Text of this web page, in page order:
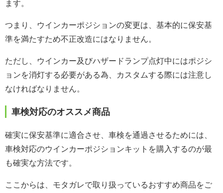
ます。
つまり、ウインカーポジションの変更は、基本的に保安基
準を満たすため不正改造にはなりません。
ただし、ウインカー及びハザードランプ点灯中にはポジシ
ョンを消灯する必要がある為、カスタムする際には注意し
なければなりません。
車検対応のオススメ商品
確実に保安基準に適合させ、車検を通過させるためには、
車検対応のウインカーポジションキットを購入するのが最
も確実な方法です。
ここからは、モタガレで取り扱っているおすすめ商品をご